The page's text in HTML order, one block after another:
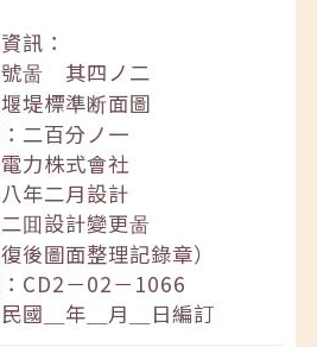
訊：
啚 其四ノ二
堤標準断面圖
二百分ノ一
力株式會社
年二月設計
囬設計變更啚
復後圖面整理記錄章）
CD2－02－1066
國＿年＿月＿日編訂